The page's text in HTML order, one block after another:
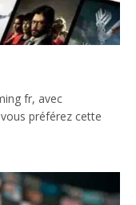
fr, avec
préférez cette